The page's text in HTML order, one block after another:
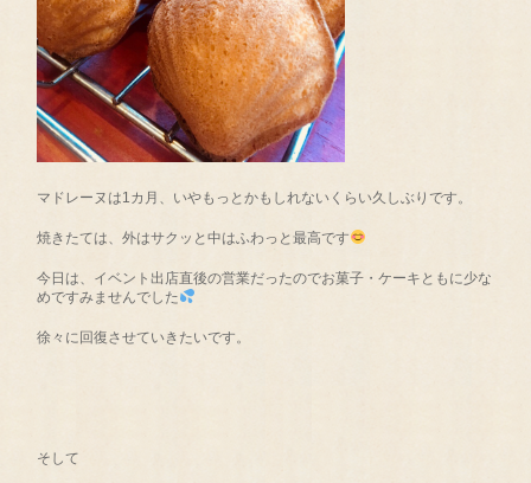
マドレーヌは1カ月、いやもっとかもしれないくらい久しぶりです。
焼きたては、外はサクッと中はふわっと最高です
今日は、イベント出店直後の営業だったのでお菓子・ケーキともに少な
めですみませんでした
徐々に回復させていきたいです。
そして